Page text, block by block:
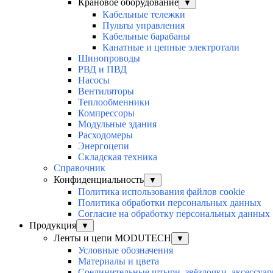
Крановое оборудование
▼
Кабельные тележки
Пульты управления
Кабельные барабаны
Канатные и цепные электротали
Шинопроводы
РВД и ПВД
Насосы
Вентиляторы
Теплообменники
Компрессоры
Модульные здания
Расходомеры
Энергоцепи
Складская техника
Справочник
Конфиденциальность
▼
Политика использования файлов cookie
Политика обработки персональных данных
Согласие на обработку персональных данных
Продукция
▼
Ленты и цепи MODUTECH ▼
Условные обозначения
Материалы и цвета